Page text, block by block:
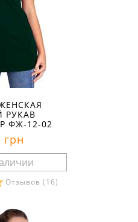
РУКАВ
ФЖ-12-02
грн
Отзывов (16)